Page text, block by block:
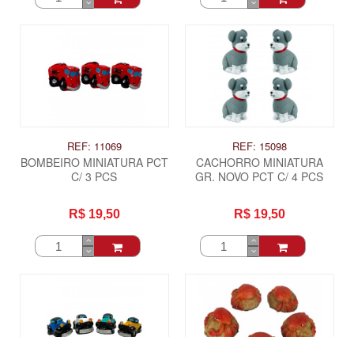
REF: 11069
BOMBEIRO MINIATURA PCT
C/ 3 PCS
R$ 19,50
REF: 15098
CACHORRO MINIATURA
GR. NOVO PCT C/ 4 PCS
R$ 19,50